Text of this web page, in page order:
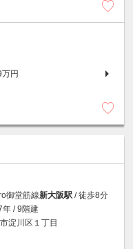
万円
御堂筋線新大阪駅 / 徒歩8分
/ 9階建
淀川区１丁目